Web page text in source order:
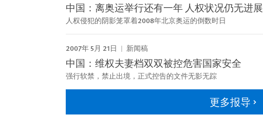
中国：离奥运举行还有一年 人权状况仍无进展
人权侵犯的阴影笼罩着2008年北京奥运的倒数时日
2007年 5月 21日 新闻稿
中国：维权夫妻档双双被控危害国家安全
强行软禁，禁止出境，正式控告的文件无影无踪
更多报导